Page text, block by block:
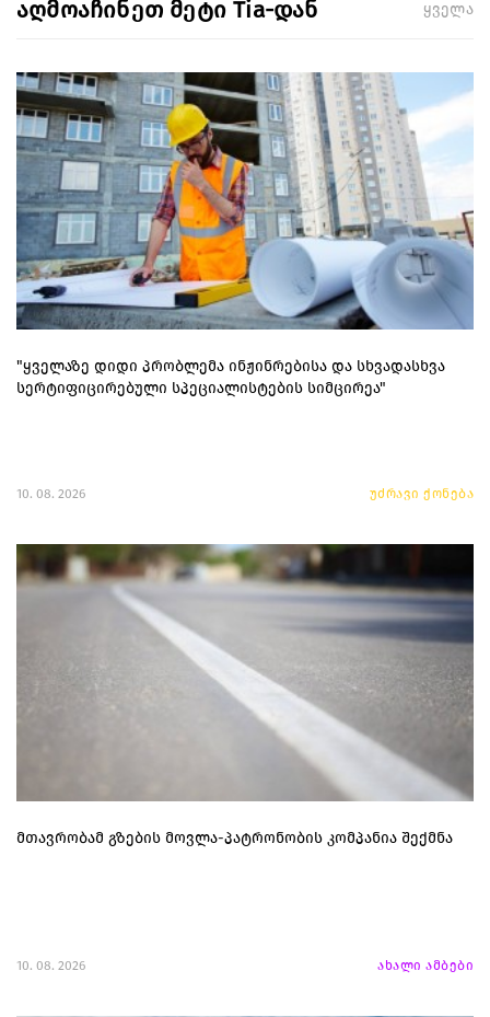
აღმოაჩინეთ მეტი Tia-დან ყველა
"ყველაზე დიდი პრობლემა ინჟინრებისა და სხვადასხვა
სერტიფიცირებული სპეციალისტების სიმცირეა"
10. 08. 2026 უძრავი ქონება
მთავრობამ გზების მოვლა-პატრონობის კომპანია შექმნა
10. 08. 2026 ახალი ამბები